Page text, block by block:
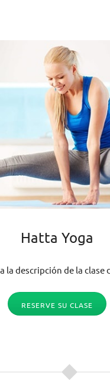
Hatta Yoga
la descripción de la clase
RESERVE SU CLASE